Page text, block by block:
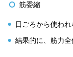
筋委縮
日ごろから使わ
結果的に、筋力